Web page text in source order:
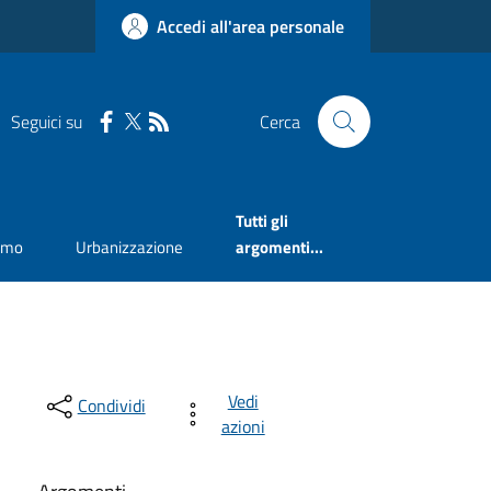
Accedi all'area personale
Seguici su Cerca
Urbanizzazione
Tutti gli
argomenti...
Condividi
Vedi
azioni